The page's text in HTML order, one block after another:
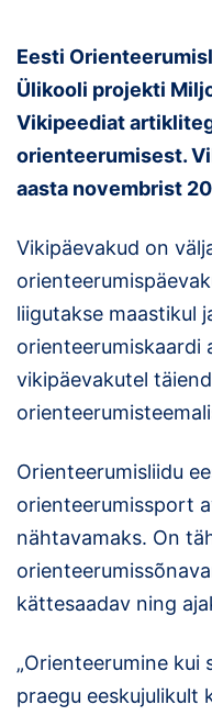
Noored
Loha
Kontakt
EOL
Kaardid
Kalender
Koondised
Tule klubisse!
Tulemused
Dokumendid
Klubid
Püsirajad
Eesti
Ülikooli projekti
Vikipeediat
orienteerumisest.
aasta novembrist
Vikipäevakud on
liigutakse maastikul
orienteerumiskaardi
vikipäevakutel
Orienteerumisliidu
orienteerumissport
nähtavamaks. On
kättesaadav ning
„Orienteerumine kui
praegu eeskujulikult